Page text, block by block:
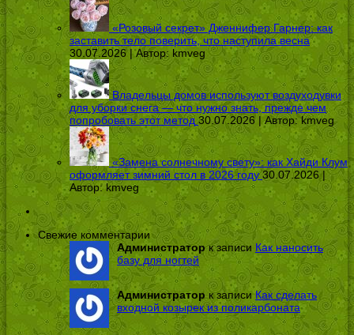
«Розовый секрет» Дженнифер Гарнер: как
заставить тело поверить, что наступила весна
30.07.2026 | Автор: kmveg
Владельцы домов используют воздуходувки
для уборки снега — что нужно знать, прежде чем
попробовать этот метод 30.07.2026 | Автор:kmveg
«Замена солнечному свету»: как Хайди Клум
оформляет зимний стол в 2026 году 30.07.2026 |
Автор:kmveg
Свежие комментарии
Администраторк записи Как наносить
базу для ногтей
Администраторк записи Как сделать
входной козырек из поликарбоната